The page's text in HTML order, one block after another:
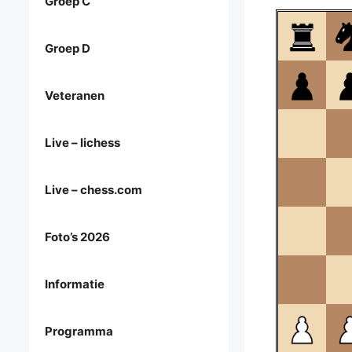
Groep D
Veteranen
Live – lichess
Live – chess.com
Foto’s 2026
Informatie
Programma